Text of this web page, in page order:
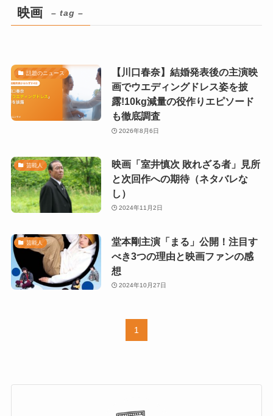
映画 – tag –
話題のニュース
【川口春奈】結婚発表後の主演映
画でウエディングドレス姿を披
露!10kg減量の役作りエピソード
も徹底調査
2026年8月6日
芸能人
映画「室井慎次 敗れざる者」見所
と次回作への期待（ネタバレな
し）
2024年11月2日
芸能人
堂本剛主演「まる」公開！注目す
べき3つの理由と映画ファンの感
想
2024年10月27日
1